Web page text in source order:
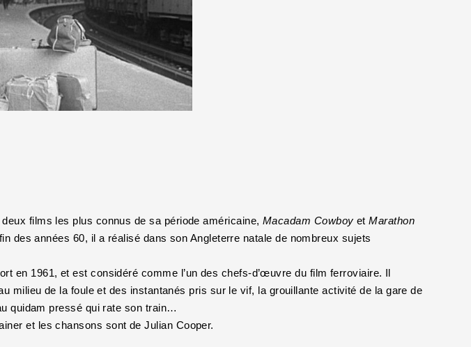
films les plus connus de sa période américaine, Macadam Cowboy etMarathon
des années 60, il a réalisé dans son Angleterre natale de nombreux sujets
en 1961, et est considéré comme l’un des chefs-d’œuvre du film ferroviaire. Il
milieu de la foule et des instantanés pris sur le vif, la grouillante activité de la gare de
quidam pressé qui rate son train…
et les chansons sont de Julian Cooper.